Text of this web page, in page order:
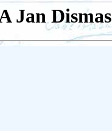
Jan Dismas